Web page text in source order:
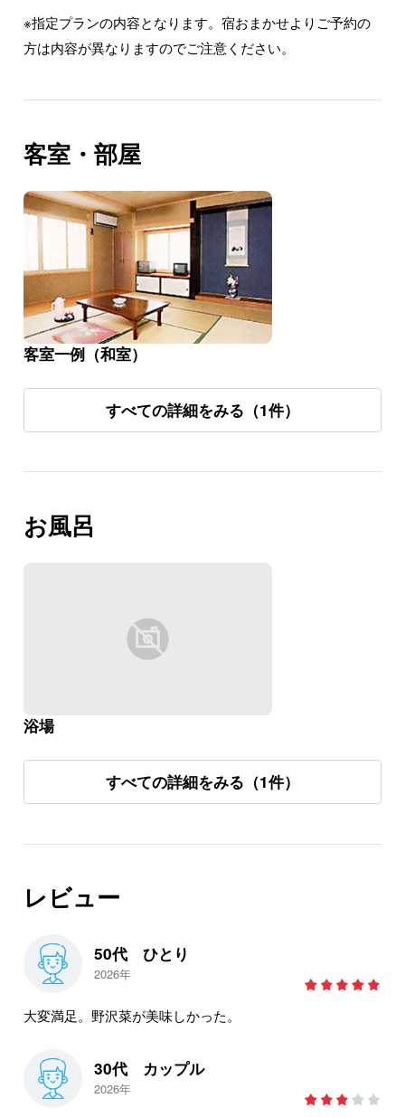
※指定プランの内容となります。宿おまかせよりご予約の
方は内容が異なりますのでご注意ください。
客室・部屋
客室一例（和室）
すべての詳細をみる（1件）
お風呂
浴場
すべての詳細をみる（1件）
レビュー
50代 ひとり
2026年
大変満足。野沢菜が美味しかった。
30代 カップル
2026年